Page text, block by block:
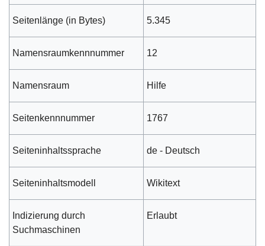
Seitenlänge (in Bytes) 5.345
Namensraumkennnummer 12
Namensraum Hilfe
Seitenkennnummer 1767
Seiteninhaltssprache de - Deutsch
Seiteninhaltsmodell Wikitext
Indizierung durch
Suchmaschinen
Erlaubt